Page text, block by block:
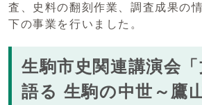
査、史料の翻刻作業、調査成果の
下の事業を行いました。
生駒市史関連講演会
語る 生駒の中世～鷹